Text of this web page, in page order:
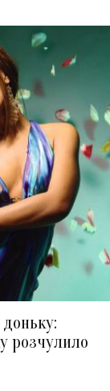
розчулило